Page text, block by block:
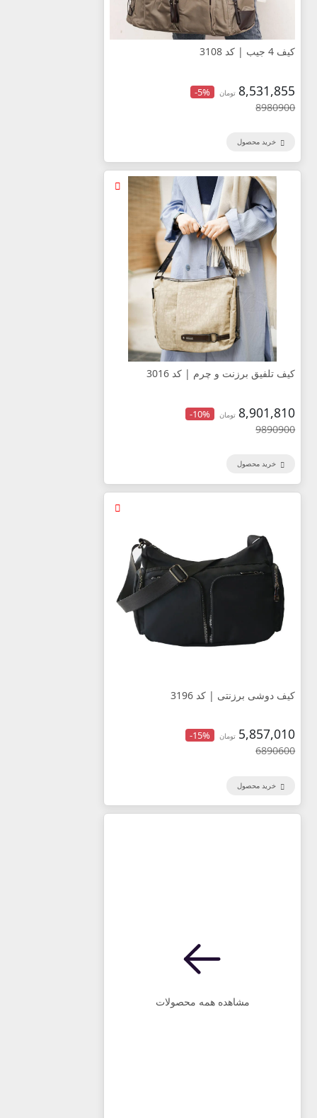
کیف 4 جیب | کد 3108
8,531,855 تومان -5%
8980900
خرید محصول
کیف تلفیق برزنت و چرم | کد 3016
8,901,810 تومان -10%
9890900
خرید محصول
کیف دوشی برزنتی | کد 3196
5,857,010 تومان -15%
6890600
خرید محصول
مشاهده همه محصولات